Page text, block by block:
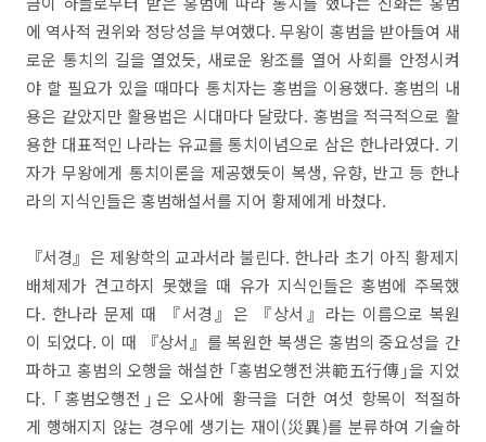
에 역사적 권위와 정당성을 부여했다. 무왕이 홍범을 받아들여 새
로운 통치의 길을 열었듯, 새로운 왕조를 열어 사회를 안정시켜
야 할 필요가 있을 때마다 통치자는 홍범을 이용했다. 홍범의 내
용은 같았지만 활용법은 시대마다 달랐다. 홍범을 적극적으로 활
용한 대표적인 나라는 유교를 통치이념으로 삼은 한나라였다. 기
자가 무왕에게 통치이론을 제공했듯이 복생, 유향, 반고 등 한나
라의 지식인들은 홍범해설서를 지어 황제에게 바쳤다.
『서경』은 제왕학의 교과서라 불린다. 한나라 초기 아직 황제지
배체제가 견고하지 못했을 때 유가 지식인들은 홍범에 주목했
다. 한나라 문제 때 『서경』은 『상서』라는 이름으로 복원
이 되었다. 이 때 『상서』를 복원한 복생은 홍범의 중요성을 간
파하고 홍범의 오행을 해설한 ｢홍범오행전洪範五行傳｣을 지었
다. ｢홍범오행전｣은 오사에 황극을 더한 여섯 항목이 적절하
게 행해지지 않는 경우에 생기는 재이(災異)를 분류하여 기술하